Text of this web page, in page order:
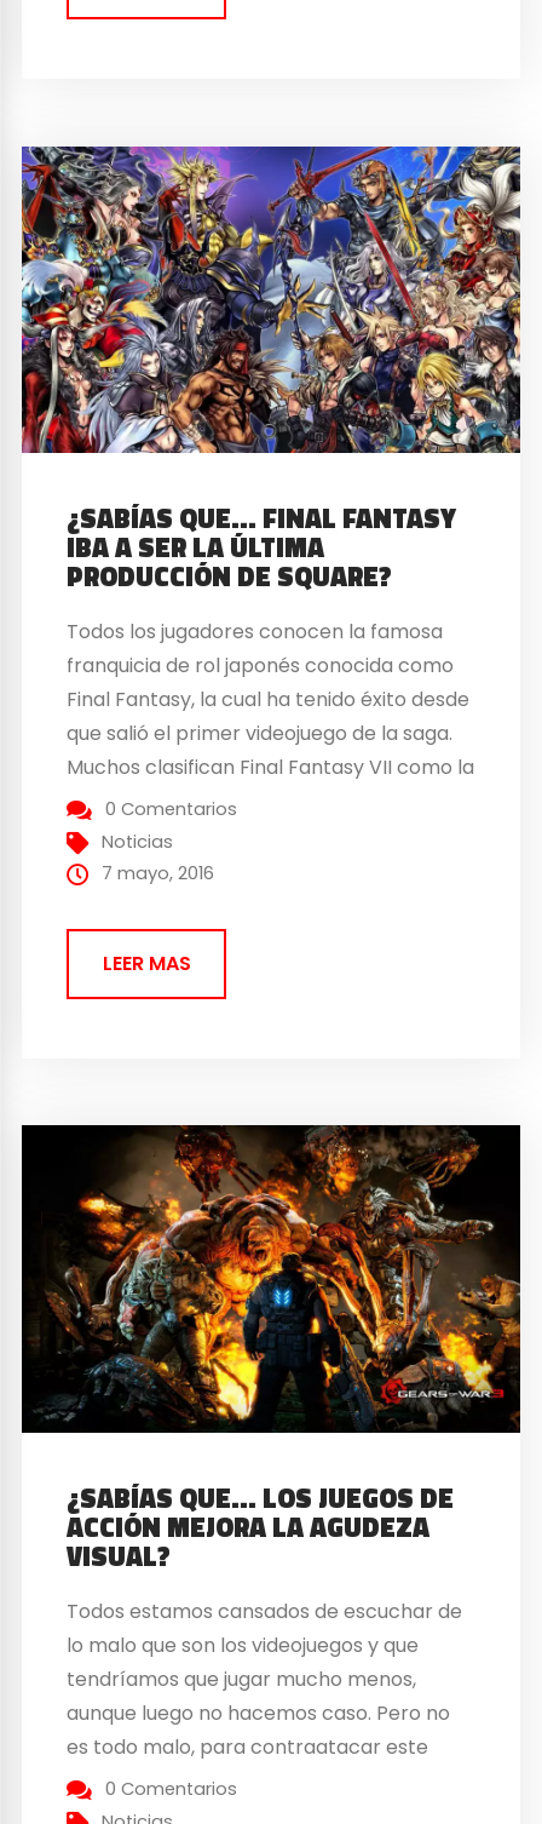
¿SABÍAS QUE… FINAL FANTASY
IBA A SER LA ÚLTIMA
PRODUCCIÓN DE SQUARE?
Todos los jugadores conocen la famosa
franquicia de rol japonés conocida como
Final Fantasy, la cual ha tenido éxito desde
que salió el primer videojuego de la saga.
Muchos clasifican Final Fantasy VII como la
mejor entrega de la saga, ya que
revolucionó el universo Final Fantasy pero
si el primero no hubiera tenido éxito,...
0 Comentarios
Noticias
7 mayo, 2016
LEER MAS
¿SABÍAS QUE… LOS JUEGOS DE
ACCIÓN MEJORA LA AGUDEZA
VISUAL?
Todos estamos cansados de escuchar de
lo malo que son los videojuegos y que
tendríamos que jugar mucho menos,
aunque luego no hacemos caso. Pero no
es todo malo, para contraatacar este
dicho popular tenéis que saber que no son
tan malos como se pintan, de hecho,
0 Comentarios